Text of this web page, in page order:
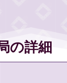
の詳細